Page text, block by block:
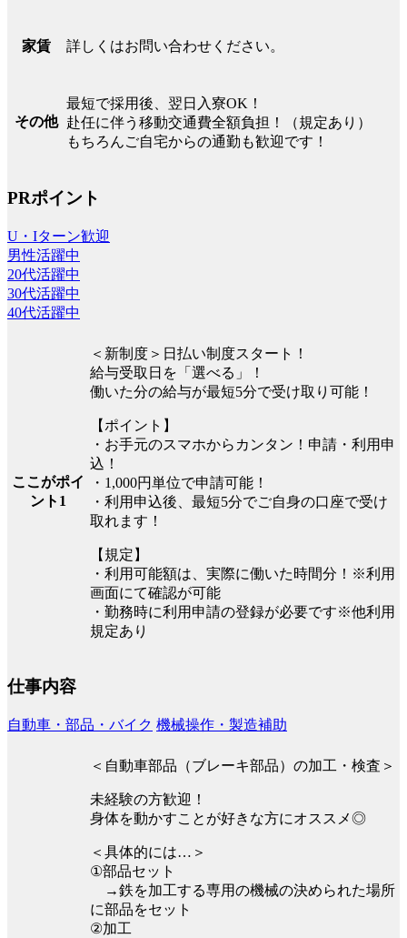
家賃 詳しくはお問い合わせください。
その他
最短で採用後、翌日入寮OK！
赴任に伴う移動交通費全額負担！（規定あり）
もちろんご自宅からの通勤も歓迎です！
PRポイント
U・Iターン歓迎
男性活躍中
20代活躍中
30代活躍中
40代活躍中
ここがポイ
ント1
＜新制度＞日払い制度スタート！
給与受取日を「選べる」！
働いた分の給与が最短5分で受け取り可能！
【ポイント】
・お手元のスマホからカンタン！申請・利用申
込！
・1,000円単位で申請可能！
・利用申込後、最短5分でご自身の口座で受け
取れます！
【規定】
・利用可能額は、実際に働いた時間分！※利用
画面にて確認が可能
・勤務時に利用申請の登録が必要です※他利用
規定あり
仕事内容
自動車・部品・バイク 機械操作・製造補助
＜自動車部品（ブレーキ部品）の加工・検査＞
未経験の方歓迎！
身体を動かすことが好きな方にオススメ◎
＜具体的には…＞
①部品セット
→鉄を加工する専用の機械の決められた場所
に部品をセット
②加工